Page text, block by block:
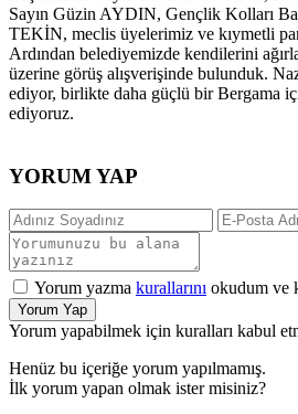
Sayın Güzin AYDIN, Gençlik Kolları
TEKİN, meclis üyelerimiz ve kıymetli
Ardından belediyemizde kendilerini
üzerine görüş alışverişinde bulunduk.
ediyor, birlikte daha güçlü bir Bergama
ediyoruz.
YORUM YAP
Yorum yazma kurallarını okudum ve
Yorum Yap
Yorum yapabilmek için kuralları kabul
Henüz bu içeriğe yorum yapılmamış.
İlk yorum yapan olmak ister misiniz?